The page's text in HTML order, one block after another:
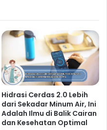
Hidrasi Cerdas 2.0 Lebih
dari Sekadar Minum Air, Ini
Adalah Ilmu di Balik Cairan
dan Kesehatan Optimal